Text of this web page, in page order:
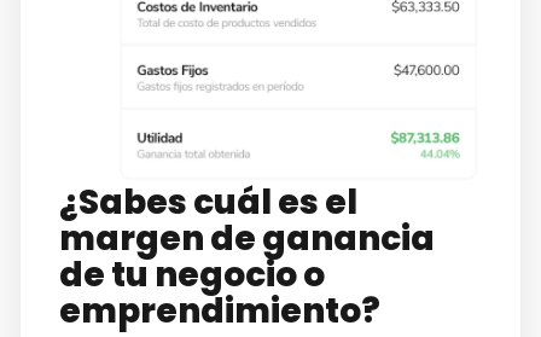
¿Sabes cuál es el
margen de ganancia
de tu negocio o
emprendimiento?